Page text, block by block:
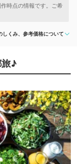
しくみ、参考価格について
旅♪